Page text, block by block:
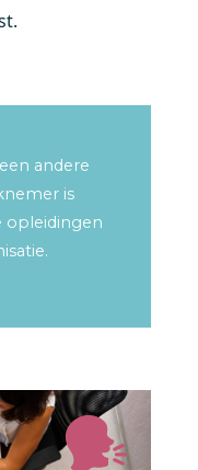
andere
is
opleidingen